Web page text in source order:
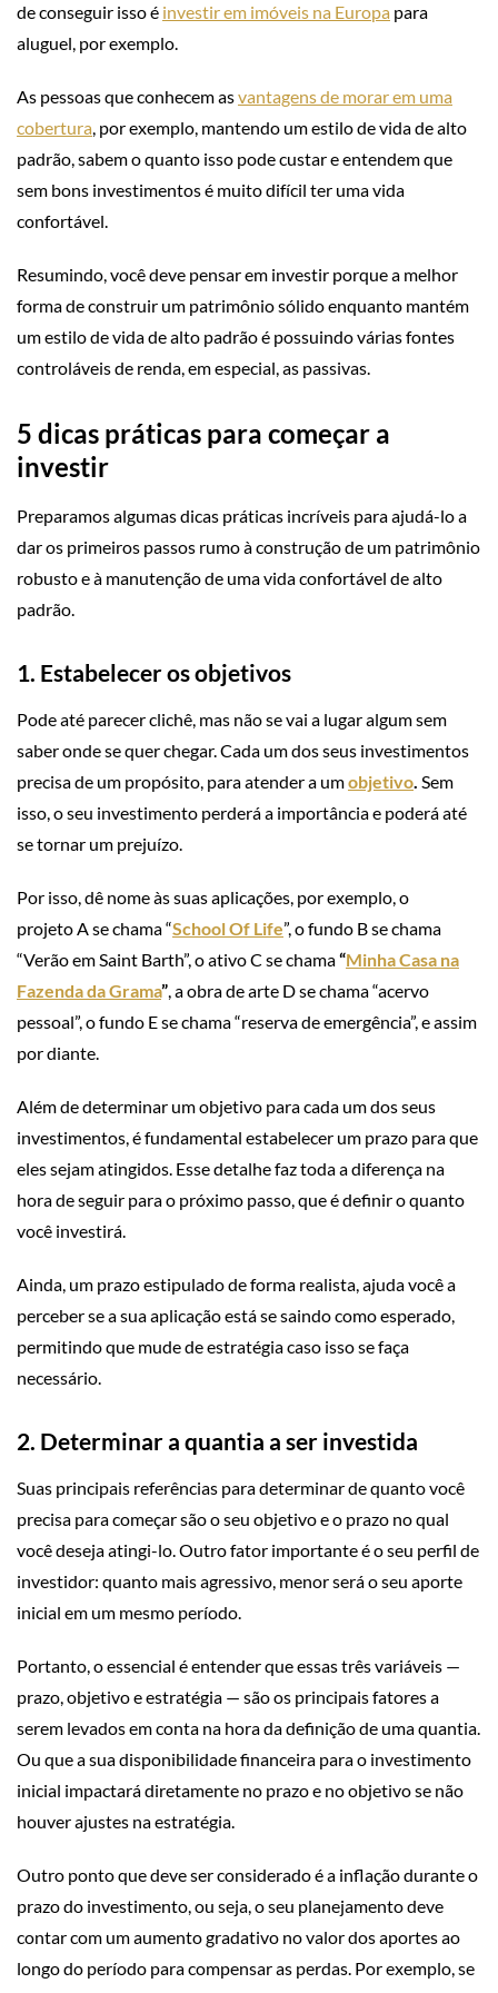
de conseguir isso é investir em imóveis na Europa para
aluguel, por exemplo.
As pessoas que conhecem asvantagens de morar em uma
cobertura, por exemplo, mantendo um estilo de vida de alto
padrão, sabem o quanto isso pode custar e entendem que
sem bons investimentos é muito difícil ter uma vida
confortável.
Resumindo, você deve pensar em investir porque a melhor
forma de construir um patrimônio sólido enquanto mantém
um estilo de vida de alto padrão é possuindo várias fontes
controláveis de renda, em especial, as passivas.
5 dicas práticas para começar a
investir
Preparamos algumas dicas práticas incríveis para ajudá-lo a
dar os primeiros passos rumo à construção de um patrimônio
robusto e à manutenção de uma vida confortável de alto
padrão.
1. Estabelecer os objetivos
Pode até parecer clichê, mas não se vai a lugar algum sem
saber onde se quer chegar. Cada um dos seus investimentos
precisa de um propósito, para atender a umobjetivo. Sem
isso, o seu investimento perderá a importância e poderá até
se tornar um prejuízo.
Por isso, dê nome às suas aplicações, por exemplo, o
projeto A se chama “School Of Life”, o fundo B se chama
“Verão em Saint Barth”, o ativo C se chama“Minha Casa na
Fazenda da Grama”, a obra de arte D se chama “acervo
pessoal”, o fundo E se chama “reserva de emergência”, e assim
por diante.
Além de determinar um objetivo para cada um dos seus
investimentos, é fundamental estabelecer um prazo para que
eles sejam atingidos. Esse detalhe faz toda a diferença na
hora de seguir para o próximo passo, que é definir o quanto
você investirá.
Ainda, um prazo estipulado de forma realista, ajuda você a
perceber se a sua aplicação está se saindo como esperado,
permitindo que mude de estratégia caso isso se faça
necessário.
2. Determinar a quantia a ser investida
Suas principais referências para determinar de quanto você
precisa para começar são o seu objetivo e o prazo no qual
você deseja atingi-lo. Outro fator importante é o seu perfil de
investidor: quanto mais agressivo, menor será o seu aporte
inicial em um mesmo período.
Portanto, o essencial é entender que essas três variáveis —
prazo, objetivo e estratégia — são os principais fatores a
serem levados em conta na hora da definição de uma quantia.
Ou que a sua disponibilidade financeira para o investimento
inicial impactará diretamente no prazo e no objetivo se não
houver ajustes na estratégia.
Outro ponto que deve ser considerado é a inflação durante o
prazo do investimento, ou seja, o seu planejamento deve
contar com um aumento gradativo no valor dos aportes ao
longo do período para compensar as perdas. Por exemplo, se